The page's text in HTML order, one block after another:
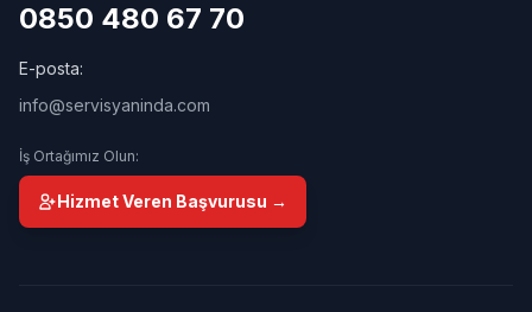
0850 480 67 70
E-posta:
info@servisyaninda.com
İş Ortağımız Olun:
Hizmet Veren Başvurusu →